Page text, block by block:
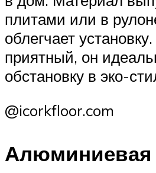
плитами или в
облегчает
приятный, он
обстановку в эко-
@icorkfloor.com
Алюминиевая